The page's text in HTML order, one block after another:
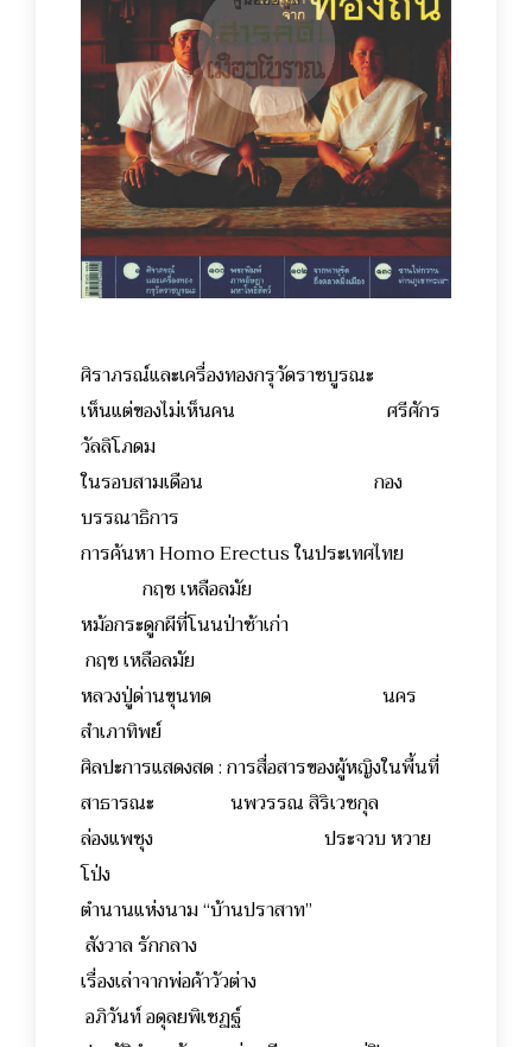
ศิราภรณ์และเครื่องทองกรุวัดราชบูรณะ
เห็นแต่ของไม่เห็นคน ศรีศักร
วัลลิโภดม
ในรอบสามเดือน กอง
บรรณาธิการ
การค้นหา Homo Erectus ในประเทศไทย
กฤช เหลือลมัย
หม้อกระดูกผีที่โนนป่าช้าเก่า
กฤช เหลือลมัย
หลวงปู่ด่านขุนทด นคร
สำเภาทิพย์
ศิลปะการแสดงสด : การสื่อสารของผู้หญิงในพื้นที่
สาธารณะ นพวรรณ สิริเวชกุล
ล่องแพซุง ประจวบ หวาย
โป่ง
ตำนานแห่งนาม “บ้านปราสาท”
สังวาล รักกลาง
เรื่องเล่าจากพ่อค้าวัวต่าง
อภิวันท์ อดุลยพิเชฏฐ์